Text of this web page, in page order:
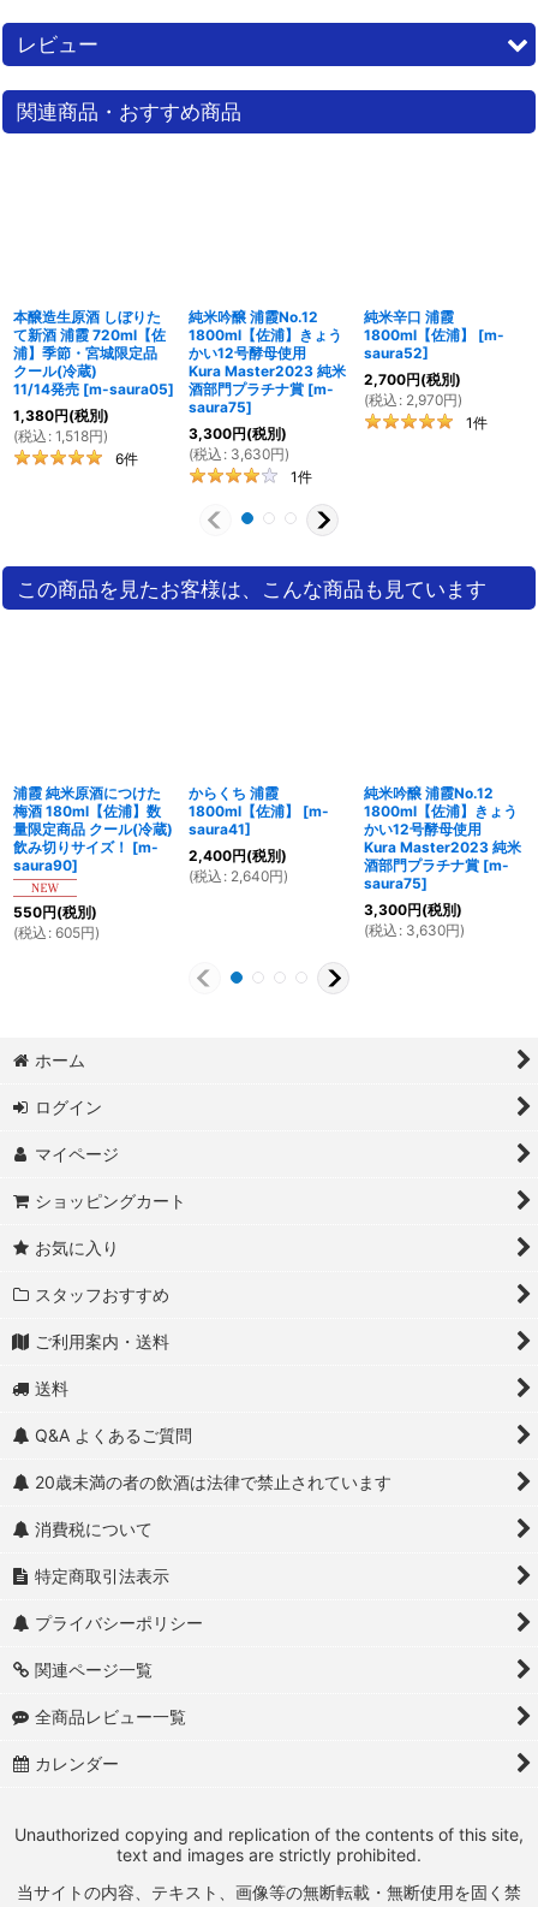
レビュー
5.00
一瞬、違うお酒になったのかと焦りましたが、間違いなくしぼり
たてでした。うまい。
これがないと冬が始まらない。山形のお酒と一緒に買いました。
自宅で飲むことが増えたので1升を購入。
気になる生牡蠣も見つけたので今度購入したいと思います。
2021 年 01月 15 日 11:19
レビューありがとうございます。
が変わります。
牡蠣にはピッタリのお酒ですね。浦霞・佐浦酒造様もオススメの
全て表示 (4件のレビュー)
関連商品・おすすめ商品
特別純米酒 生一本 浦霞
1800ml【佐浦】全国燗
酒コンテスト2022 プレ
ミアム燗酒部門金賞受賞
[m-saura49]
2,900円(税別)
(税込 : 3,190円)
1件
純米酒 浦霞 1800ml【佐
浦】IWC2023受賞酒
[m-saura44]
2,800円(税別)
(税込 : 3,080 円
からくち 浦霞
1800ml【佐浦】
[m-
saura41]
2,400円(税別)
(税込 : 2,640円)
この商品を見たお客様は、こんな商品も見ています
浦霞 純米原酒につけた
梅酒 180ml【佐浦】数
量限定商品 クール(冷蔵)
飲み切りサイズ！ [m-
saura90]
550円(税別)
(税込 : 605円)
からくち 浦霞
1800ml【佐浦】
[m-
saura41]
2,400円(税別)
(税込 : 2,640円)
純米吟醸 浦霞No.12
1800ml【佐浦】きょう
かい12号酵母使用
Kura Master2023 純米
酒部門プラチナ賞 [m-
saura75]
3,300円(税別)
(税込 : 3,630円)
ホーム
ログイン
マイページ
ショッピングカート
お気に入り
スタッフおすすめ
ご利用案内・送料
送料
Q&A よくあるご質問
20歳未満の者の飲酒は法律で禁止されています
消費税について
特定商取引法表示
プライバシーポリシー
関連ページ一覧
全商品レビュー一覧
カレンダー
Unauthorized copying and replication of the contents of this site,
text and images are strictly prohibited.
当サイトの内容、テキスト、画像等の無断転載・無断使用を固く禁